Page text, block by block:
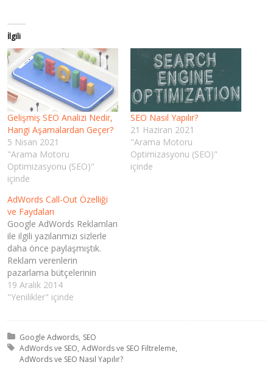
İlgili
Gelişmiş SEO Analizi Nedir,
Hangi Aşamalardan Geçer?
5 Nisan 2021
"Arama Motoru
Optimizasyonu (SEO)"
içinde
SEO Nasıl Yapılır?
21 Haziran 2021
"Arama Motoru
Optimizasyonu (SEO)"
içinde
AdWords Call-Out Özelliği
ve Faydaları
Google AdWords Reklamları
ile ilgili yazılarımızı sizlerle
daha önce paylaşmıştık.
Reklam verenlerin
pazarlama bütçelerinin
büyük bir kısmını bu yönde
harcadıkları hakkında zaten
reklamlarının da "Reklamımı
verdim, artık gelsin satışlar"
zihniyetiyle ilerlemediğinin
de bilincediyiz. Bu yazımızda
19 Aralık 2014
"Yenilikler" içinde
Kategori:
Google Adwords SEO
Etiket:
AdWords ve SEO AdWords ve SEO Filtreleme
AdWords ve SEO Nasıl Yapılır?